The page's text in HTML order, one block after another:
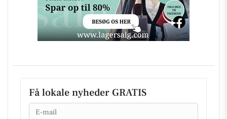
Få lokale nyheder GRATIS
Email